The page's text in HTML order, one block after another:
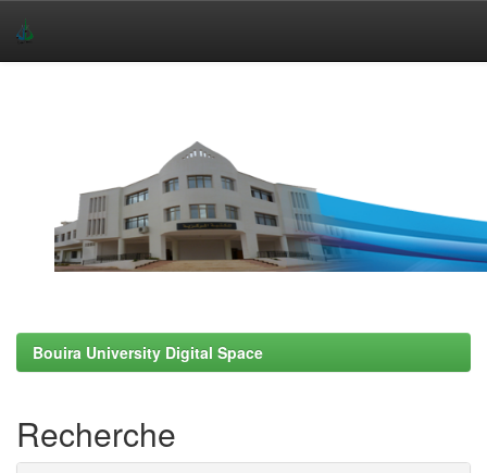
Bouira University Digital Space
Recherche